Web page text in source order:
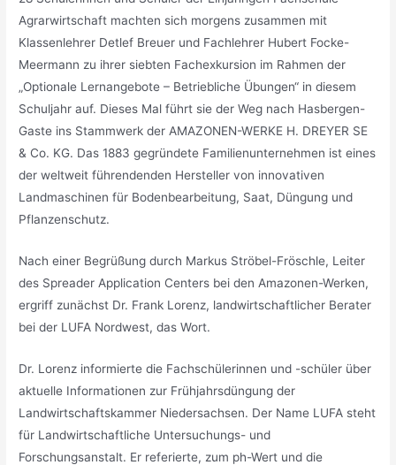
Agrarwirtschaft machten sich morgens zusammen mit
Klassenlehrer Detlef Breuer und Fachlehrer Hubert Focke-
Meermann zu ihrer siebten Fachexkursion im Rahmen der
„Optionale Lernangebote – Betriebliche Übungen“ in diesem
Schuljahr auf. Dieses Mal führt sie der Weg nach Hasbergen-
Gaste ins Stammwerk der AMAZONEN-WERKE H. DREYER SE
& Co. KG. Das 1883 gegründete Familienunternehmen ist eines
der weltweit führendenden Hersteller von innovativen
Landmaschinen für Bodenbearbeitung, Saat, Düngung und
Pflanzenschutz.
Nach einer Begrüßung durch Markus Ströbel-Fröschle, Leiter
des Spreader Application Centers bei den Amazonen-Werken,
ergriff zunächst Dr. Frank Lorenz, landwirtschaftlicher Berater
bei der LUFA Nordwest, das Wort.
Dr. Lorenz informierte die Fachschülerinnen und -schüler über
aktuelle Informationen zur Frühjahrsdüngung der
Landwirtschaftskammer Niedersachsen. Der Name LUFA steht
für Landwirtschaftliche Untersuchungs- und
Forschungsanstalt. Er referierte, zum ph-Wert und die